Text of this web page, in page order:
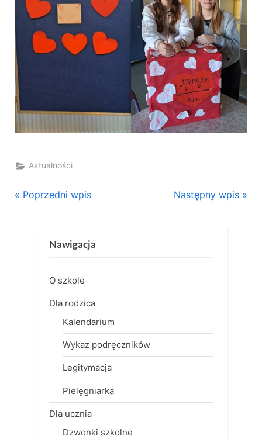
Aktualności
Nawigacja
wpisu
P
Poprzedni wpis
N
x
s
Następny wpis
Nawigacja
O szkole
Dla rodzica
Kalendarium
Wykaz podręczników
Legitymacja
Pielęgniarka
Dla ucznia
Dzwonki szkolne